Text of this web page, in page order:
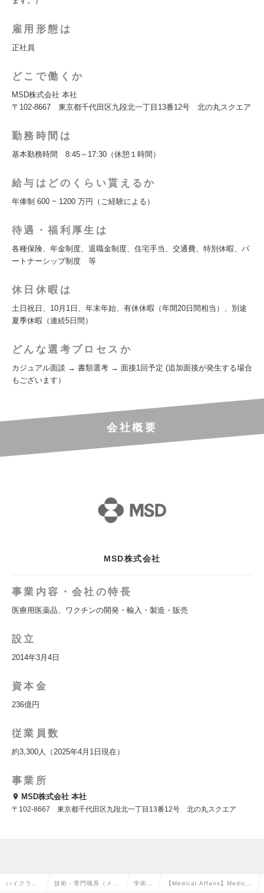
雇用形態は
正社員
どこで働くか
MSD株式会社 本社
〒102-8667 東京都千代田区九段北一丁目13番12号 北の丸スクエア
勤務時間は
基本勤務時間 8:45～17:30（休憩１時間）
給与はどのくらい貰えるか
年俸制 600 ~ 1200 万円（ご経験による）
待遇・福利厚生は
各種保険、年金制度、退職金制度、住宅手当、交通費、特別休暇、パ
ートナーシップ制度 等
休日休暇は
土日祝日、10月1日、年末年始、有休休暇（年間20日間相当）、別途
夏季休暇（連続5日間）
どんな選考プロセスか
カジュアル面談 → 書類選考 → 面接1回予定 (追加面接が発生する場合
もございます）
会社概要
MSD株式会社
事業内容・会社の特長
医療用医薬品、ワクチンの開発・輸入・製造・販売
設立
2014年3月4日
資本金
236億円
従業員数
約3,300人（2025年4月1日現在）
事業所
MSD株式会社 本社
〒102-8667 東京都千代田区九段北一丁目13番12号 北の丸スクエア
ハイクラス 技術・専門職系（メデ 学術の 【Medical Affairs】Medica